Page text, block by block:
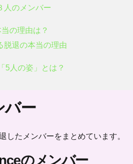
人のメンバー
の理由は？
脱退の本当の理由
5人の姿」とは？
バー
したメンバーをまとめています。
のメンバー